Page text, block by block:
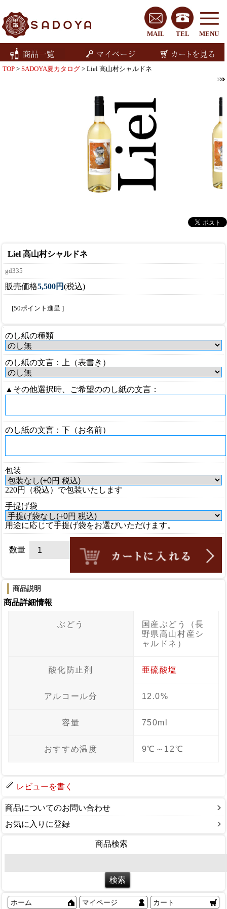
MENU
TEL
MAIL
TOP > SADOYA夏カタログ > Liel 高山村シャルドネ
Liel 高山村シャルドネ
gd335
販売価格5,500円(税込)
[50ポイント進呈 ]
のし紙の種類
のし紙の文言：上（表書き）
▲その他選択時、ご希望ののし紙の文言：
のし紙の文言：下（お名前）
包装
220円（税込）で包装いたします
手提げ袋
用途に応じて手提げ袋をお選びいただけます。
数量
商品説明
商品詳細情報
ぶどう
国産ぶどう（長
野県高山村産シ
ャルドネ）
酸化防止剤 亜硫酸塩
アルコール分 12.0%
容量 750ml
おすすめ温度 9℃～12℃
レビューを書く
商品についてのお問い合わせ
お気に入りに登録
商品検索
ホーム マイページ カート